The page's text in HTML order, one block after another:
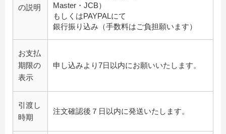
の説明
Master・JCB）
もしくはPAYPALにて
銀行振り込み（手数料はご負担願います）
お支払
期限の
表示
申し込みより7日以内にお願いいたします。
引渡し
時期
注文確認後７日以内に発送いたします。